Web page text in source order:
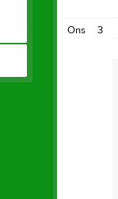
3
Ons